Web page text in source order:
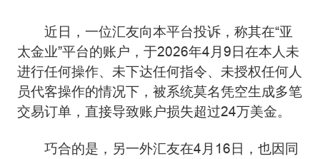
近日，一位汇友向本平台投诉，称其在“亚
太金业”平台的账户，于2026年4月9日在本人未
进行任何操作、未下达任何指令、未授权任何人
员代客操作的情况下，被系统莫名凭空生成多笔
交易订单，直接导致账户损失超过24万美金。
巧合的是，另一外汇友在4月16日，也因同